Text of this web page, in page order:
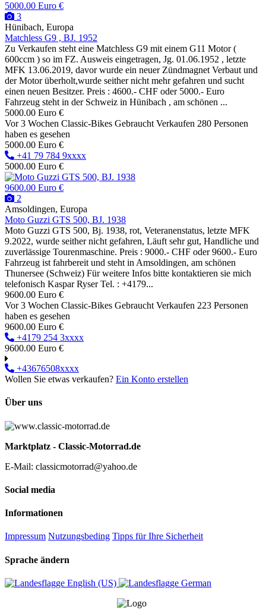
5000.00 Euro €
3
Hünibach, Europa
Matchless G9 , BJ. 1952
Zu Verkaufen steht eine Matchless G9 mit einem G11 Motor (
600ccm ) so im FZ. Ausweis eingetragen, Jg. 01.06.1952 , letzte
MFK 13.06.2019, davor wurde ein neuer Zündmagnet Verbaut und
der Motor überholt,wurde seither nicht mehr gefahren und sucht
einen neuen Besitzer. Preis : 4600.- CHF oder 5000.- Euro
Fahrzeug steht in der Schweiz in Hünibach , am schönen ...
5000.00 Euro €
Vor 3 Wochen Classic-Bikes Gebraucht Verkaufen 280 Personen
haben es gesehen
5000.00 Euro €
+41 79 784 9xxxx
5000.00 Euro €
9600.00 Euro €
2
Amsoldingen, Europa
Moto Guzzi GTS 500, BJ. 1938
Moto Guzzi GTS 500, Bj. 1938, rot, Veteranenstatus, letzte MFK
9.2022, wurde seither nicht gefahren, Läuft sehr gut, Handliche und
zuverlässige Tourenmaschine. Preis : 9000.- CHF oder 9600.- Euro
Fahrzeug ist fahrbereit und steht in Amsoldingen, am schönen
Thunersee (Schweiz) Für weitere Infos bitte kontaktieren sie mich
telefonisch Kaspar Ryser Tel. : +4179...
9600.00 Euro €
Vor 3 Wochen Classic-Bikes Gebraucht Verkaufen 223 Personen
haben es gesehen
9600.00 Euro €
+4179 254 3xxxx
9600.00 Euro €
+43676508xxxx
Wollen Sie etwas verkaufen? Ein Konto erstellen
Über uns
Marktplatz - Classic-Motorrad.de
E-Mail: classicmotorrad@yahoo.de
Social media
Informationen
Impressum Nutzungsbeding Tipps für Ihre Sicherheit
Sprache ändern
English (US)‎ German‎